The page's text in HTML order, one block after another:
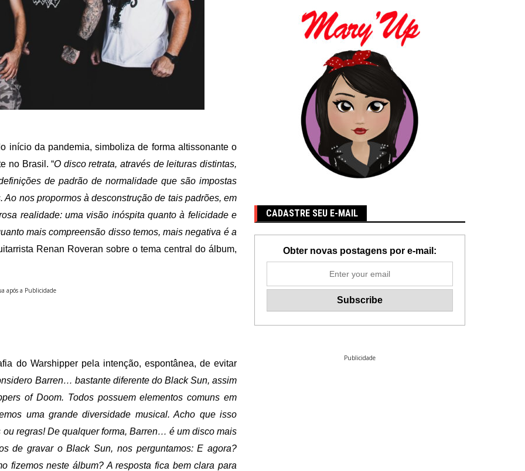
início da pandemia, simboliza de forma altissonante o
no Brasil. “O disco retrata, através de leituras distintas,
de padrão de normalidade que são impostas
nos propormos à desconstrução de tais padrões, em
realidade: uma visão inóspita quanto à felicidade e
mais compreensão disso temos, mais negativa é a
Renan Roveran sobre o tema central do álbum,
após a Publicidade
do Warshipper pela intenção, espontânea, de evitar
Barren… bastante diferente do Black Sun, assim
of Doom. Todos possuem elementos comuns em
uma grande diversidade musical. Acho que isso
regras! De qualquer forma, Barren… é um disco mais
de gravar o Black Sun, nos perguntamos: E agora?
fizemos neste álbum? A resposta fica bem clara para
CADASTRE SEU E-MAIL
Obter novas postagens por e-mail:
Publicidade